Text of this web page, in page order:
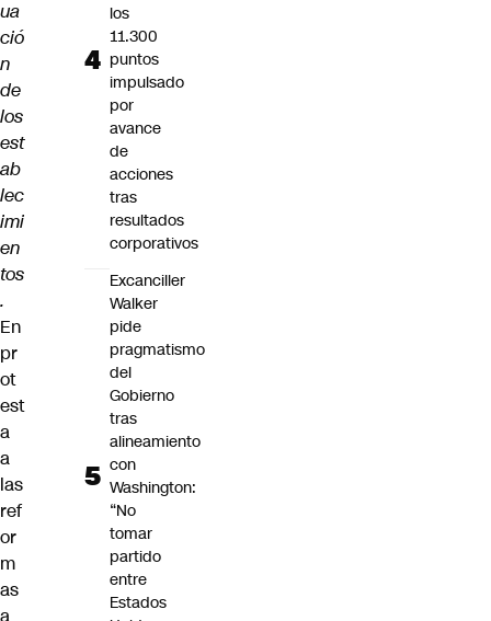
ua
ció
n
de
los
est
ab
lec
imi
en
tos
.
En
pr
ot
est
a
a
las
ref
or
m
as
a
los
11.300
puntos
impulsado
por
avance
de
acciones
tras
resultados
corporativos
Excanciller
Walker
pide
pragmatismo
del
Gobierno
tras
alineamiento
con
Washington:
“No
tomar
partido
entre
Estados